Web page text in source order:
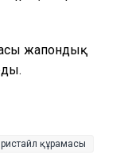
жапондық
құрамасы